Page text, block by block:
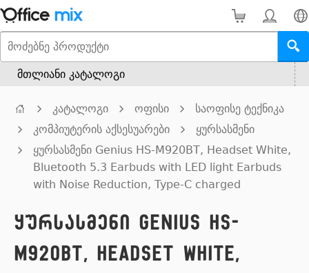
მთლიანი კატალოგი
კატალოგი ოფისი
საოფისე ტექნიკა
კომპიუტერის აქსესუარები
ყურსასმენი
ყურსასმენი Genius HS-M920BT, Headset White,
Bluetooth 5.3 Earbuds with LED light Earbuds
with Noise Reduction, Type-C charged
ყურსასმენი Genius HS-
M920BT, Headset White,